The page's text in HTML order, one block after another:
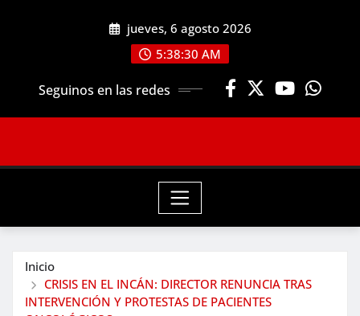
jueves, 6 agosto 2026
5:38:31 AM
Seguinos en las redes
Inicio
CRISIS EN EL INCÁN: DIRECTOR RENUNCIA TRAS
INTERVENCIÓN Y PROTESTAS DE PACIENTES